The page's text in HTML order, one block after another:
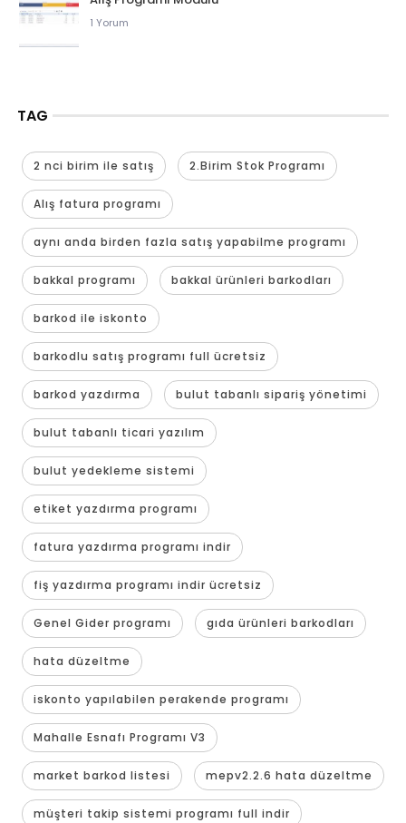
1 Yorum
TAG
2 nci birim ile satış 2.Birim Stok Programı
Alış fatura programı
aynı anda birden fazla satış yapabilme programı
bakkal programı bakkal ürünleri barkodları
barkod ile iskonto
barkodlu satış programı full ücretsiz
barkod yazdırma bulut tabanlı sipariş yönetimi
bulut tabanlı ticari yazılım
bulut yedekleme sistemi
etiket yazdırma programı
fatura yazdırma programı indir
fiş yazdırma programı indir ücretsiz
Genel Gider programı gıda ürünleri barkodları
hata düzeltme
iskonto yapılabilen perakende programı
Mahalle Esnafı Programı V3
market barkod listesi mepv2.2.6 hata düzeltme
müşteri takip sistemi programı full indir